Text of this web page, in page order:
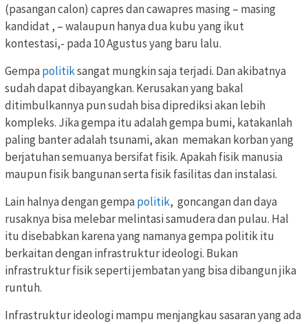
(pasangan calon) capres dan cawapres masing – masing
kandidat , – walaupun hanya dua kubu yang ikut
kontestasi,- pada 10 Agustus yang baru lalu.
Gempapolitiksangat mungkin saja terjadi. Dan akibatnya
sudah dapat dibayangkan. Kerusakan yang bakal
ditimbulkannya pun sudah bisa diprediksi akan lebih
kompleks. Jika gempa itu adalah gempa bumi, katakanlah
paling banter adalah tsunami, akan memakan korban yang
berjatuhan semuanya bersifat fisik. Apakah fisik manusia
maupun fisik bangunan serta fisik fasilitas dan instalasi.
Lain halnya dengan gempapolitik, goncangan dan daya
rusaknya bisa melebar melintasi samudera dan pulau. Hal
itu disebabkan karena yang namanya gempa politik itu
berkaitan dengan infrastruktur ideologi. Bukan
infrastruktur fisik seperti jembatan yang bisa dibangun jika
runtuh.
Infrastruktur ideologi mampu menjangkau sasaran yang ada